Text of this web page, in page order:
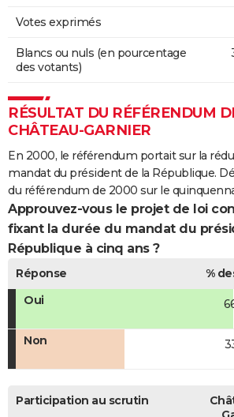
Votes exprimés
Blancs ou nuls (en pourcentage
des votants)
RÉSULTAT DU RÉFÉRENDUM
CHÂTEAU-GARNIER
En 2000, le référendum portait sur la
mandat du président de la République.
du référendum de 2000 sur le
Approuvez-vous le projet de loi
fixant la durée du mandat du
République à cinq ans ?
Réponse %
Oui
Non
Participation au scrutin